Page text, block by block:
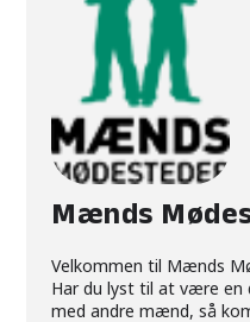
Mænds
Velkommen til Mænds
Har du lyst til at være
med andre mænd, så